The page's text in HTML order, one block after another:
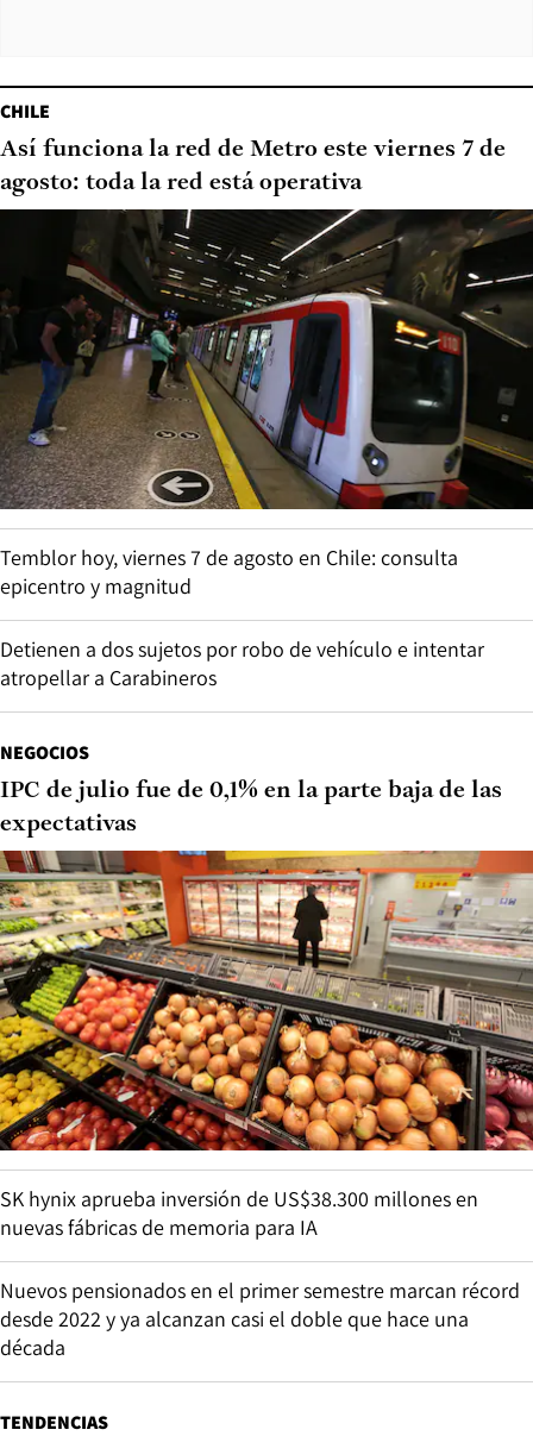
CHILE
Así funciona la red de Metro este viernes 7 de
agosto: toda la red está operativa
Temblor hoy, viernes 7 de agosto en Chile: consulta
epicentro y magnitud
Detienen a dos sujetos por robo de vehículo e intentar
atropellar a Carabineros
NEGOCIOS
IPC de julio fue de 0,1% en la parte baja de las
expectativas
SK hynix aprueba inversión de US$38.300 millones en
nuevas fábricas de memoria para IA
Nuevos pensionados en el primer semestre marcan récord
desde 2022 y ya alcanzan casi el doble que hace una
década
TENDENCIAS